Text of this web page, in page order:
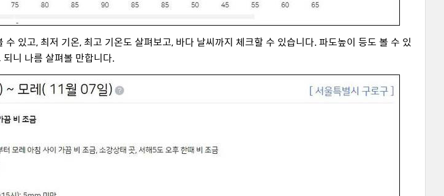
있고, 최저 기온, 최고 기온도 살펴보고, 바다 날씨까지 체크할 수 있습니다. 파도높이 등도 볼 수 있
니 나름 살펴볼 만합니다.